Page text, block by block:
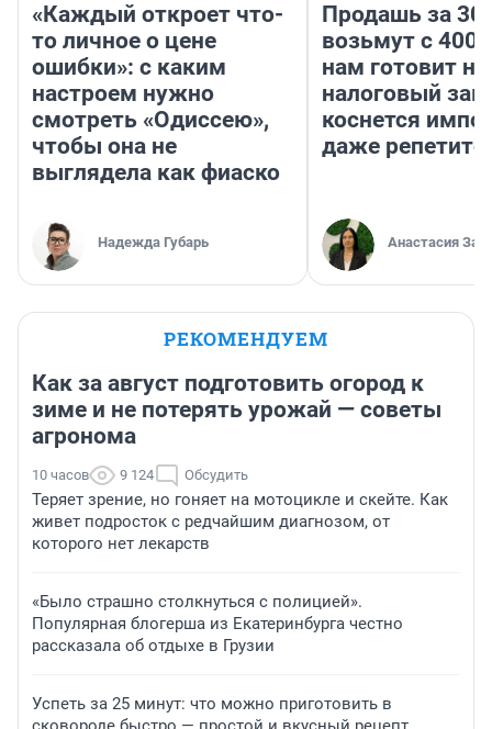
«Каждый откроет что-
то личное о цене
ошибки»: с каким
настроем нужно
смотреть «Одиссею»,
чтобы она не
выглядела как фиаско
Надежда Губарь
Продашь за
возьмут с
нам готовит
налоговый
коснется
даже
Анастасия
РЕКОМЕНДУЕМ
Как за август подготовить огород к
зиме и не потерять урожай — советы
агронома
10 часов 9 124 Обсудить
Теряет зрение, но гоняет на мотоцикле и скейте. Как
живет подросток с редчайшим диагнозом, от
которого нет лекарств
«Было страшно столкнуться с полицией».
Популярная блогерша из Екатеринбурга честно
рассказала об отдыхе в Грузии
Успеть за 25 минут: что можно приготовить в